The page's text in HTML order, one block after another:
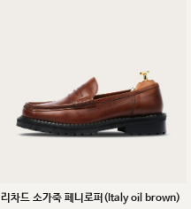
리차드 소가죽 페니로퍼(Italy oil brown)